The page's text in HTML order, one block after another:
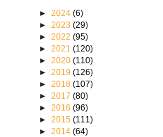
►2024(6)
►2023(29)
►2022(95)
►2021(120)
►2020(110)
►2019(126)
►2018(107)
►2017(80)
►2016(96)
►2015(111)
►2014(64)